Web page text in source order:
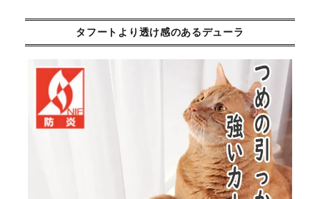
タフートより透け感のあるデューラ